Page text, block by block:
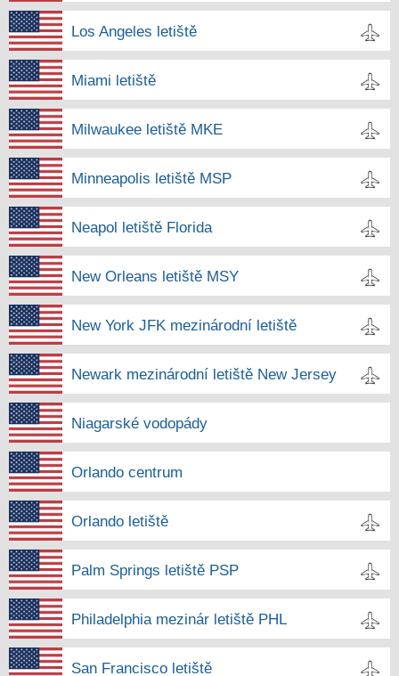
Los Angeles letiště
Miami letiště
Milwaukee letiště MKE
Minneapolis letiště MSP
Neapol letiště Florida
New Orleans letiště MSY
New York JFK mezinárodní letiště
Newark mezinárodní letiště New Jersey
Niagarské vodopády
Orlando centrum
Orlando letiště
Palm Springs letiště PSP
Philadelphia mezinár letiště PHL
San Francisco letiště